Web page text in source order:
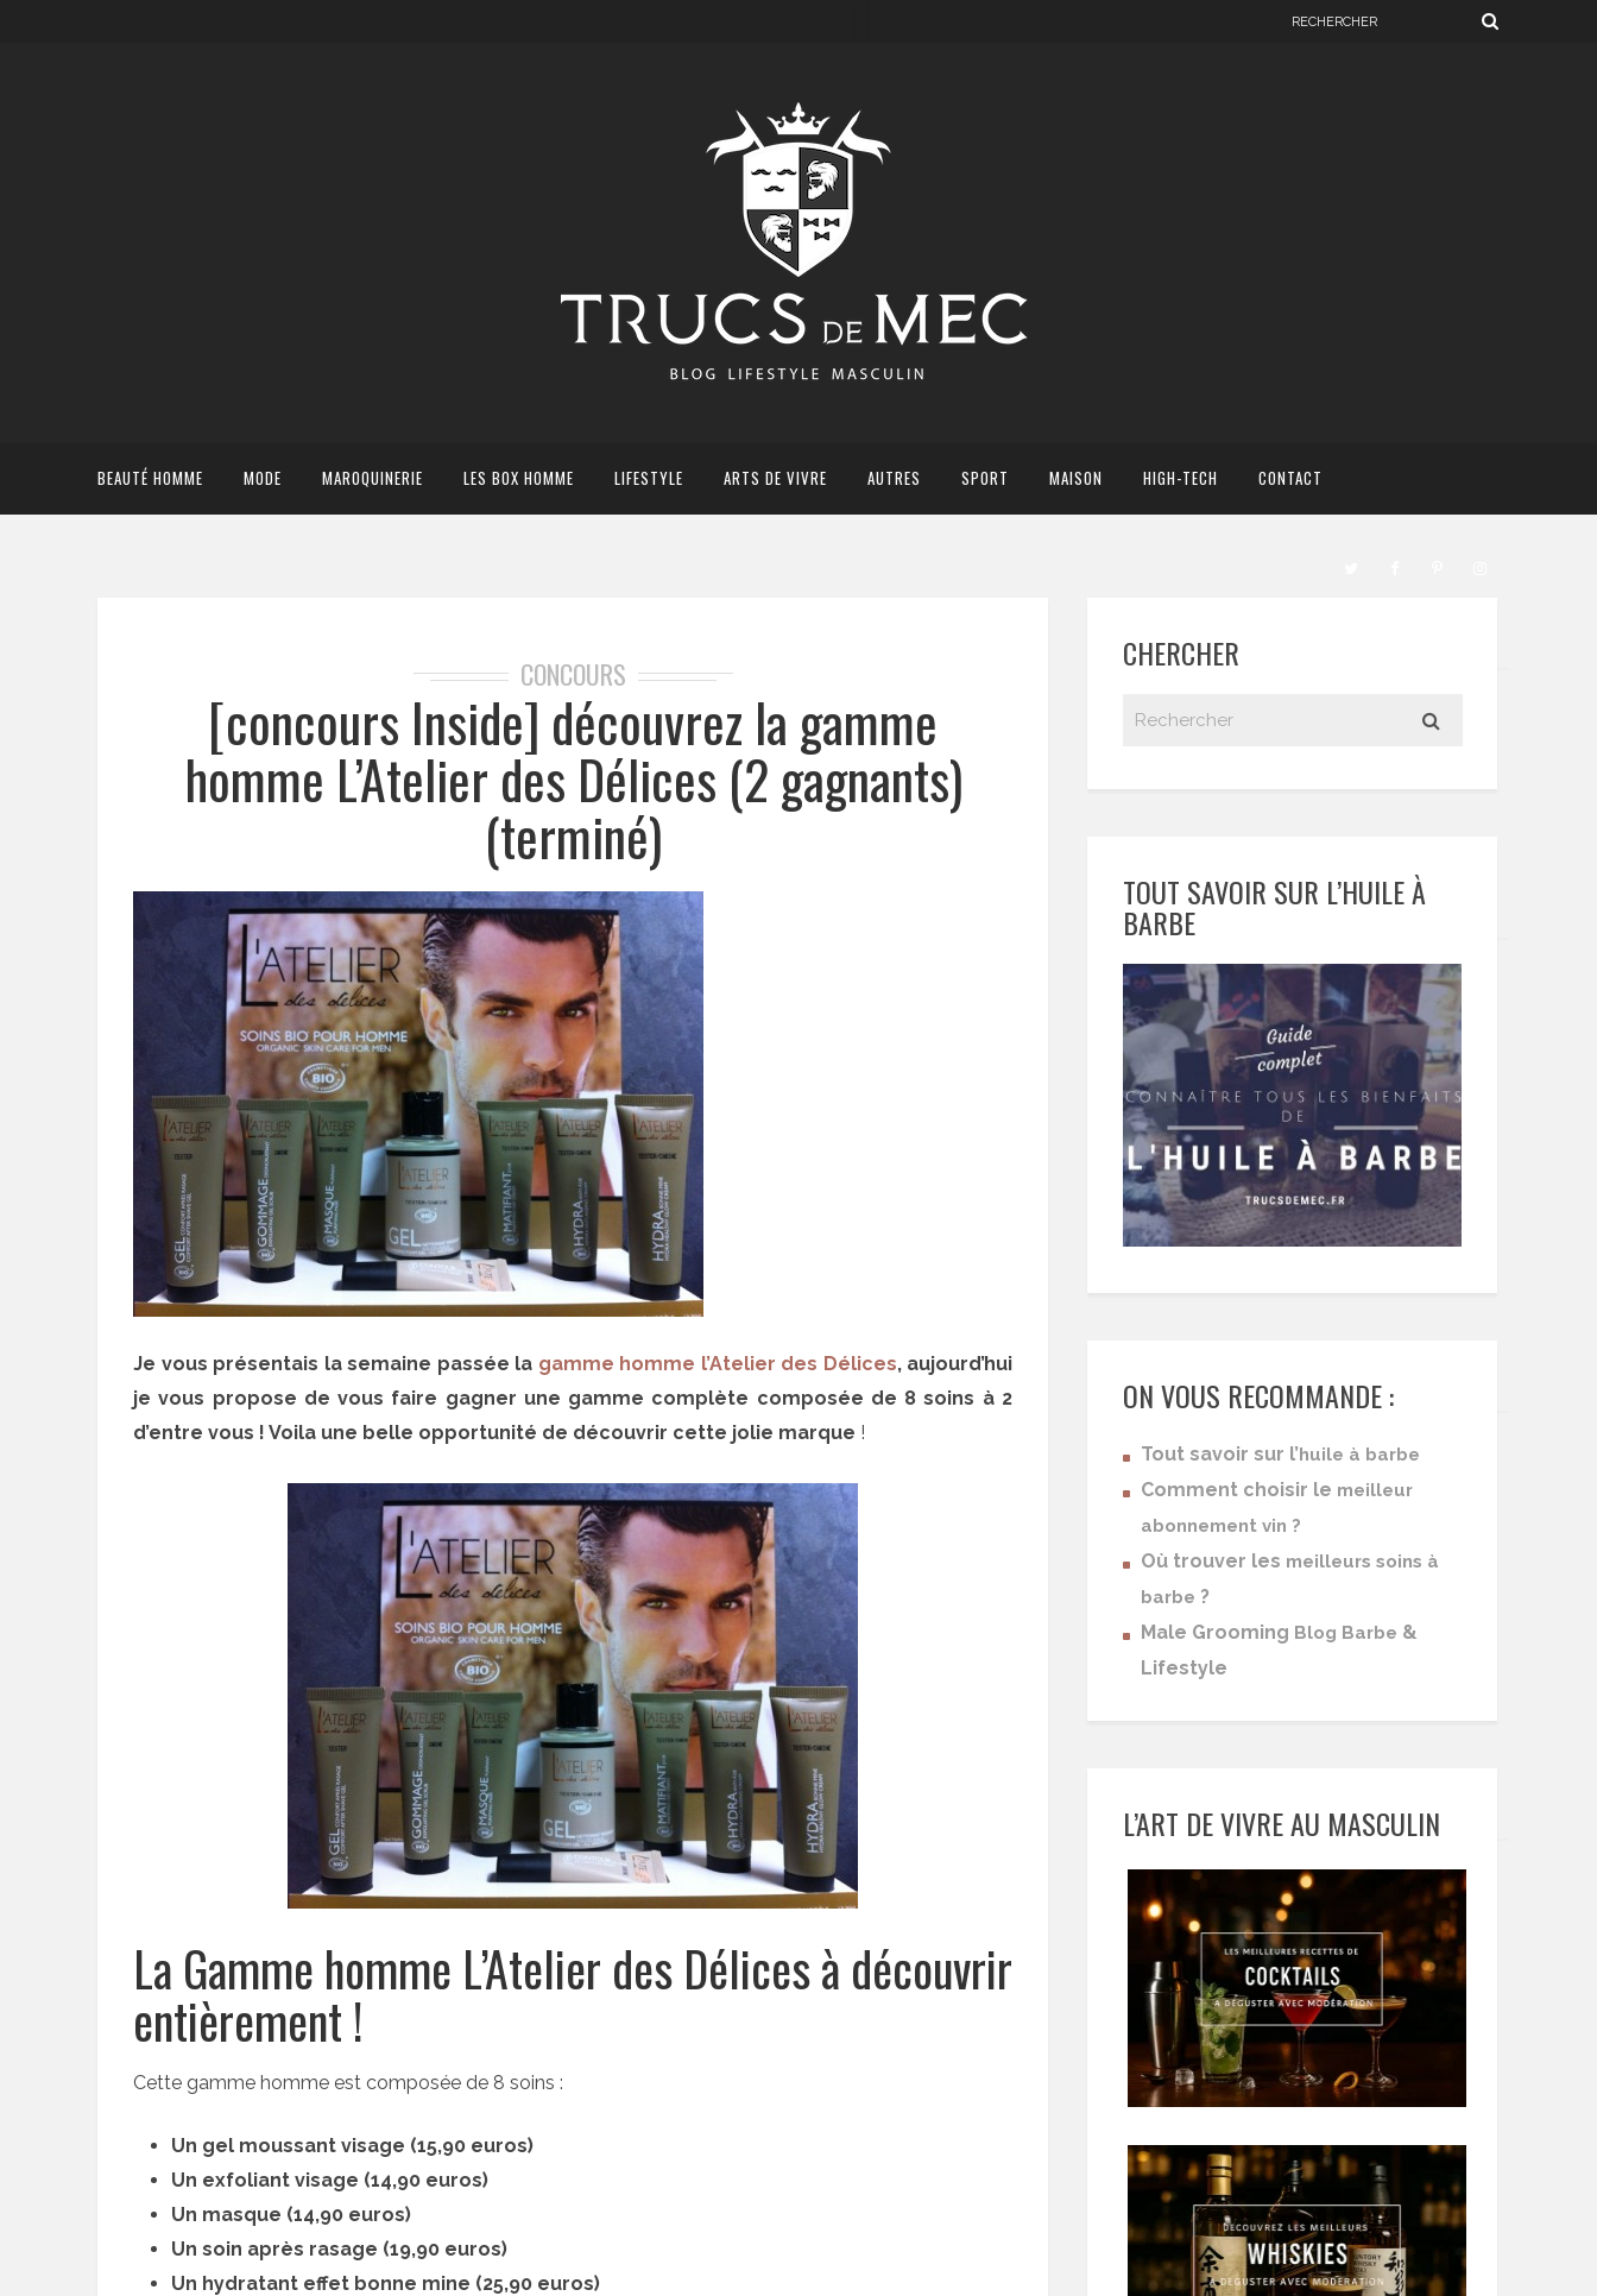
BEAUTÉ HOMME MODE MAROQUINERIE LES BOX HOMME LIFESTYLE ARTS DE VIVRE AUTRES SPORT MAISON HIGH-TECH CONTACT
CONCOURS
[concours Inside] découvrez la gamme
homme L’Atelier des Délices (2 gagnants)
(terminé)
Je vous présentais la semaine passée la gamme homme l’Atelier des Délices, aujourd’hui
je vous propose de vous faire gagner une gamme complète composée de 8 soins à 2
d’entre vous ! Voila une belle opportunité de découvrir cette jolie marque !
La Gamme homme L’Atelier des Délices à découvrir
entièrement !
Cette gamme homme est composée de 8 soins :
Un gel moussant visage (15,90 euros)
Un exfoliant visage (14,90 euros)
Un masque (14,90 euros)
Un soin après rasage (19,90 euros)
Un hydratant effet bonne mine (25,90 euros)
CHERCHER
TOUT SAVOIR SUR L’HUILE À
BARBE
ON VOUS RECOMMANDE :
Tout savoir sur l’ huile à barbe
Comment choisir le meilleur
abonnement vin ?
Où trouver les meilleurs soins à
barbe ?
Male Grooming Blog Barbe &
Lifestyle
L’ART DE VIVRE AU MASCULIN